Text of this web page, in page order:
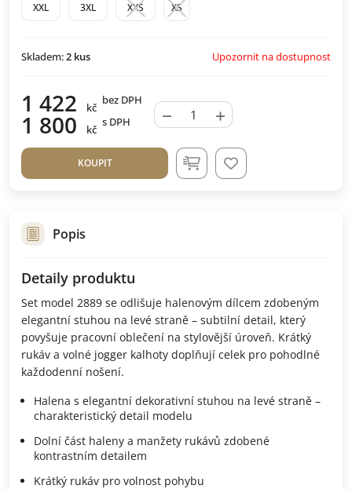
XXL 3XL XXS XS
Skladem:2 kus Upozornit na dostupnost
1 422 kč
bez DPH
1 800 kč
s DPH − +
KOUPIT
Popis
Detaily produktu
Set model 2889 se odlišuje halenovým dílcem zdobeným
elegantní stuhou na levé straně – subtilní detail, který
povyšuje pracovní oblečení na stylovější úroveň. Krátký
rukáv a volné jogger kalhoty doplňují celek pro pohodlné
každodenní nošení.
Halena s elegantní dekorativní stuhou na levé straně –
charakteristický detail modelu
Dolní část haleny a manžety rukávů zdobené
kontrastním detailem
Krátký rukáv pro volnost pohybu